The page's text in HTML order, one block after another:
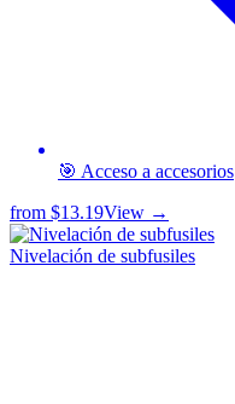
🎯 Acceso a accesorios
from $13.19View →
Nivelación de subfusiles